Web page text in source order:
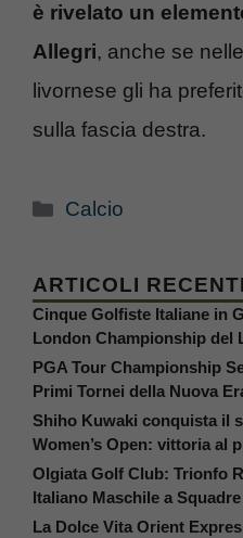
è rivelato un
Allegri, anche se
livornese gli ha
sulla fascia destra.
Categorie
Calcio
ARTICOLI RECENTI
Cinque Golfiste Italiane in
London Championship del
PGA Tour Championship
Primi Tornei della Nuova
Shiho Kuwaki conquista il
Women’s Open: vittoria al
Olgiata Golf Club: Trionfo
Italiano Maschile a Squadre
La Dolce Vita Orient